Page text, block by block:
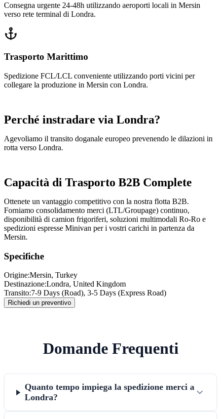
Consegna urgente 24-48h utilizzando aeroporti locali in Mersin
verso rete terminal di Londra.
Trasporto Marittimo
Spedizione FCL/LCL conveniente utilizzando porti vicini per
collegare la produzione in Mersin con Londra.
Perché instradare via Londra?
Agevoliamo il transito doganale europeo prevenendo le dilazioni in
rotta verso Londra.
Capacità di Trasporto B2B Complete
Ottenete un vantaggio competitivo con la nostra flotta B2B.
Forniamo consolidamento merci (LTL/Groupage) continuo,
disponibilità di camion frigoriferi, soluzioni multimodali Ro-Ro e
spedizioni espresse Minivan per i vostri carichi in partenza da
Mersin.
Specifiche
Origine:Mersin, Turkey
Destinazione:Londra, United Kingdom
Transito:7-9 Days (Road), 3-5 Days (Express Road)
Richiedi un preventivo
Domande Frequenti
Quanto tempo impiega la spedizione merci a
Londra?